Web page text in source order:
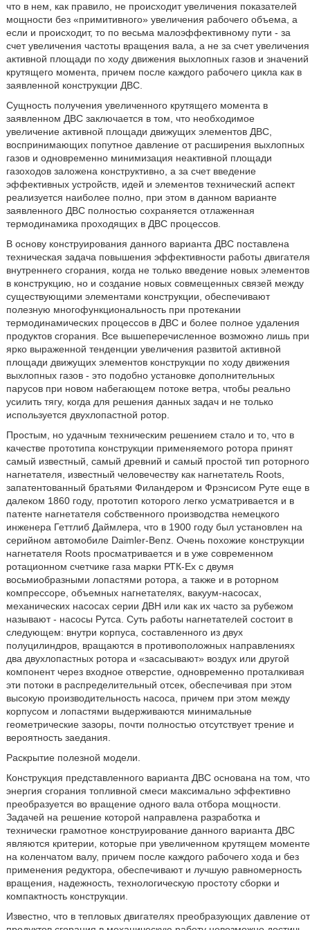
что в нем, как правило, не происходит увеличения показателей
мощности без «примитивного» увеличения рабочего объема, а
если и происходит, то по весьма малоэффективному пути - за
счет увеличения частоты вращения вала, а не за счет увеличения
активной площади по ходу движения выхлопных газов и значений
крутящего момента, причем после каждого рабочего цикла как в
заявленной конструкции ДВС.
Сущность получения увеличенного крутящего момента в
заявленном ДВС заключается в том, что необходимое
увеличение активной площади движущих элементов ДВС,
воспринимающих попутное давление от расширения выхлопных
газов и одновременно минимизация неактивной площади
газоходов заложена конструктивно, а за счет введение
эффективных устройств, идей и элементов технический аспект
реализуется наиболее полно, при этом в данном варианте
заявленного ДВС полностью сохраняется отлаженная
термодинамика проходящих в ДВС процессов.
В основу конструирования данного варианта ДВС поставлена
техническая задача повышения эффективности работы двигателя
внутреннего сгорания, когда не только введение новых элементов
в конструкцию, но и создание новых совмещенных связей между
существующими элементами конструкции, обеспечивают
полезную многофункциональность при протекании
термодинамических процессов в ДВС и более полное удаления
продуктов сгорания. Все вышеперечисленное возможно лишь при
ярко выраженной тенденции увеличения развитой активной
площади движущих элементов конструкции по ходу движения
выхлопных газов - это подобно установке дополнительных
парусов при новом набегающем потоке ветра, чтобы реально
усилить тягу, когда для решения данных задач и не только
используется двухлопастной ротор.
Простым, но удачным техническим решением стало и то, что в
качестве прототипа конструкции применяемого ротора принят
самый известный, самый древний и самый простой тип роторного
нагнетателя, известный человечеству как нагнетатель Roots,
запатентованный братьями Филандером и Фрэнсисом Руте еще в
далеком 1860 году, прототип которого легко усматривается и в
патенте нагнетателя собственного производства немецкого
инженера Геттлиб Даймлера, что в 1900 году был установлен на
серийном автомобиле Daimler-Benz. Очень похожие конструкции
нагнетателя Roots просматривается и в уже современном
ротационном счетчике газа марки РТК-Ех с двумя
восьмиобразными лопастями ротора, а также и в роторном
компрессоре, объемных нагнетателях, вакуум-насосах,
механических насосах серии ДВН или как их часто за рубежом
называют - насосы Рутса. Суть работы нагнетателей состоит в
следующем: внутри корпуса, составленного из двух
полуцилиндров, вращаются в противоположных направлениях
два двухлопастных ротора и «засасывают» воздух или другой
компонент через входное отверстие, одновременно проталкивая
эти потоки в распределительный отсек, обеспечивая при этом
высокую производительность насоса, причем при этом между
корпусом и лопастями выдерживаются минимальные
геометрические зазоры, почти полностью отсутствует трение и
вероятность заедания.
Раскрытие полезной модели.
Конструкция представленного варианта ДВС основана на том, что
энергия сгорания топливной смеси максимально эффективно
преобразуется во вращение одного вала отбора мощности.
Задачей на решение которой направлена разработка и
технически грамотное конструирование данного варианта ДВС
являются критерии, которые при увеличенном крутящем моменте
на коленчатом валу, причем после каждого рабочего хода и без
применения редуктора, обеспечивают и лучшую равномерность
вращения, надежность, технологическую простоту сборки и
компактность конструкции.
Известно, что в тепловых двигателях преобразующих давление от